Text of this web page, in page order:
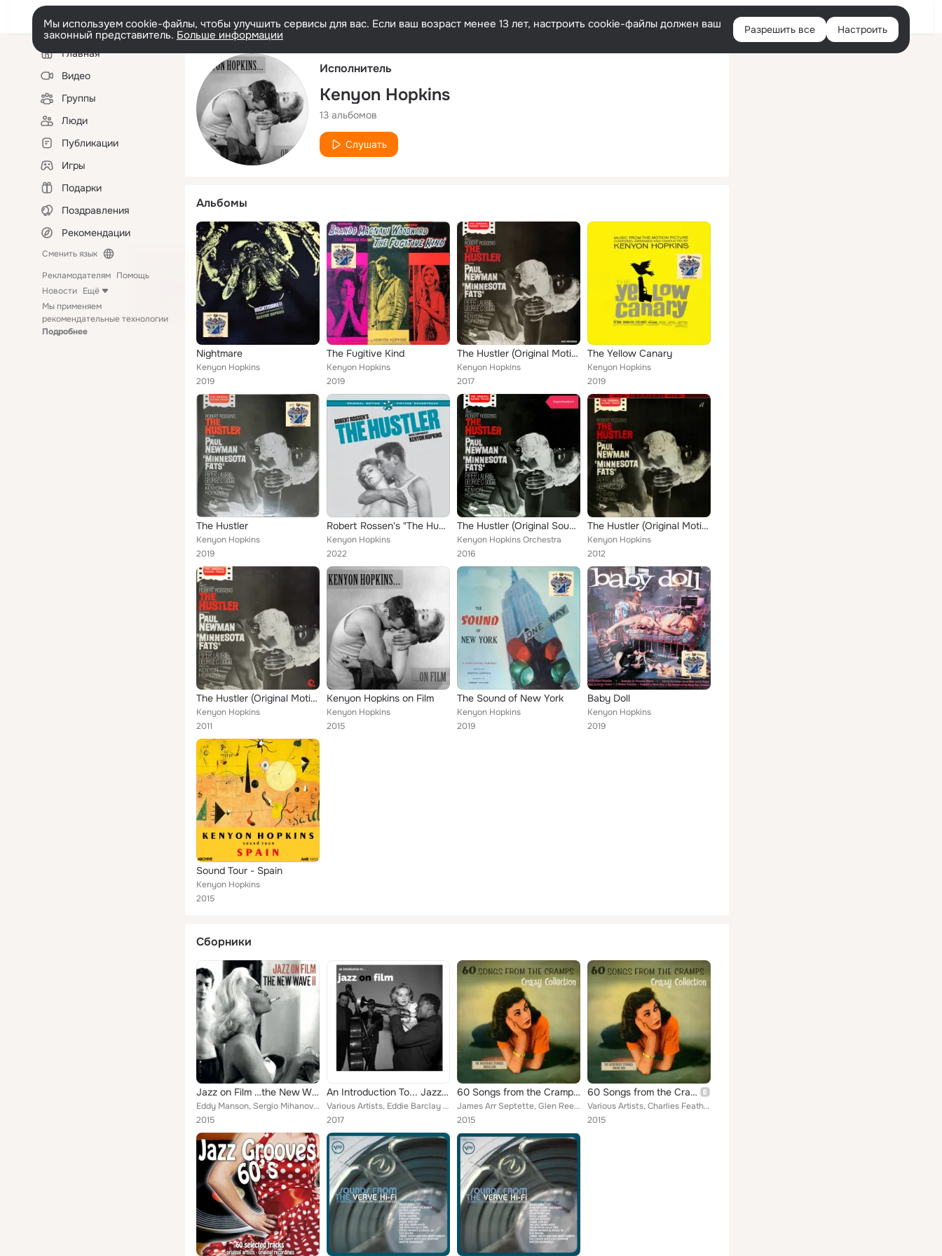
Русский Войти
Мы используем cookie-файлы, чтобы улучшить сервисы для вас. Если ваш возраст менее 13 лет, настроить cookie-файлы должен ваш
законный представитель. Больше информации Разрешить все Настроить
Левая
колонкаГлавная
Видео
Группы
Люди
Публикации
Игры
Подарки
Поздравления
Рекомендации
Сменить язык
Рекламодателям Помощь
Новости Ещё
Мы применяем
рекомендательные технологии
Подробнее
Исполнитель
Kenyon Hopkins
13 альбомов
Слушать
Альбомы
Nightmare
Kenyon Hopkins
2019
The Fugitive Kind
Kenyon Hopkins
2019
The Hustler (Original Motion Picture Soundtrack)
Kenyon Hopkins
2017
The Yellow Canary
Kenyon Hopkins
2019
The Hustler
Kenyon Hopkins
2019
Robert Rossen's "The Hustler" (Original Soundtrack)
Kenyon Hopkins
2022
The Hustler (Original Soundtrack)
Kenyon Hopkins Orchestra
2016
The Hustler (Original Motion Picture Soundtrack)
Kenyon Hopkins
2012
The Hustler (Original Motion Picture Soundtrack)
Kenyon Hopkins
2011
Kenyon Hopkins on Film
Kenyon Hopkins
2015
The Sound of New York
Kenyon Hopkins
2019
Baby Doll
Kenyon Hopkins
2019
Sound Tour - Spain
Kenyon Hopkins
2015
Сборники
Jazz on Film …the New Wave II
Eddy Manson, Sergio Mihanovich, Raymond Le Senechal, Serge Gainsbourg, Alain Goraguer, Alain Goraguer, Orchestra, Giorgio Gaslin...
2015
An Introduction To... Jazz on Film
Various Artists, Eddie Barclay and His Orchestra, Johnny Mandel and His Orchestra, George Weiss, George Gruntz, Helen Merrill, B...
2017
60 Songs from the Cramps' Crazy Collection
James Arr Septette, Glen Reeves & His Rock-Billys, The Interiors, Smokey Joe, Skip Manning, The Collins Kids, Mickey & Sylvia, T...
2015
60 Songs from the Cramps' Crazy Collection
Various Artists, Charlies Feathers, The Sheiks, Bobby Christian, The Forbidden Five, Jim Backus & Friend, Freddie & The Hitch Hi...
2015